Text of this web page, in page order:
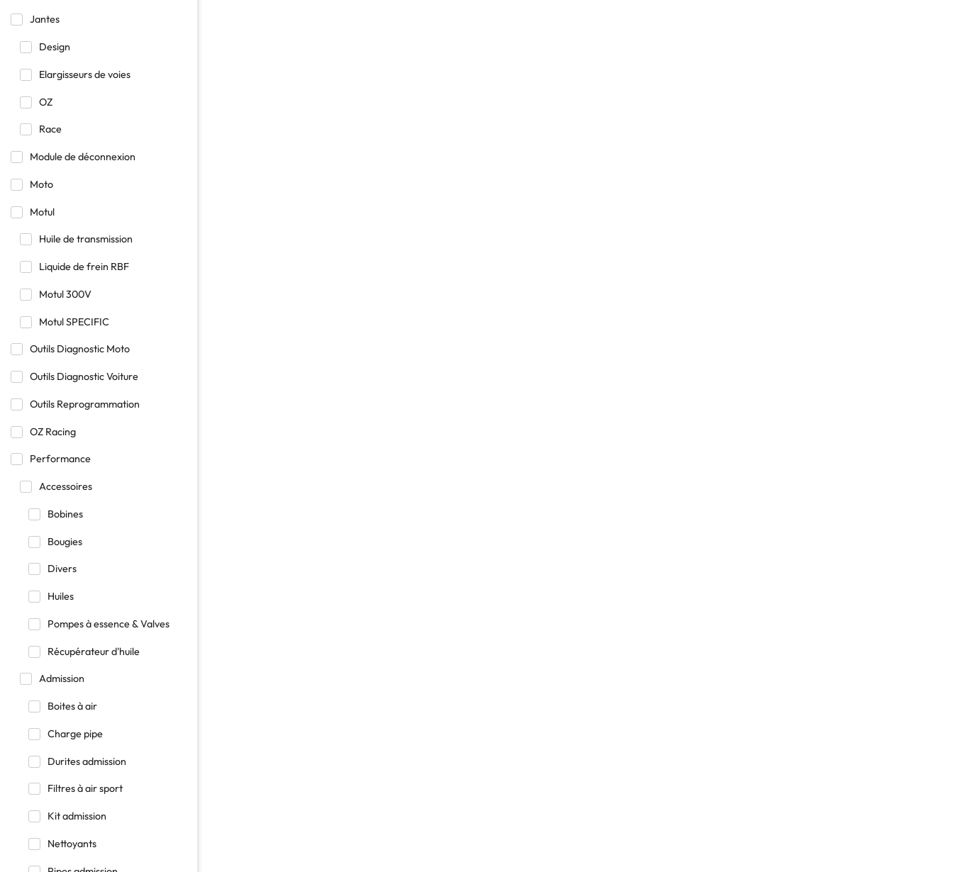
Jantes
Design
Elargisseurs de voies
OZ
Race
Module de déconnexion
Moto
Motul
Huile de transmission
Liquide de frein RBF
Motul 300V
Motul SPECIFIC
Outils Diagnostic Moto
Outils Diagnostic Voiture
Outils Reprogrammation
OZ Racing
Performance
Accessoires
Bobines
Bougies
Divers
Huiles
Pompes à essence & Valves
Récupérateur d'huile
Admission
Boites à air
Charge pipe
Durites admission
Filtres à air sport
Kit admission
Nettoyants